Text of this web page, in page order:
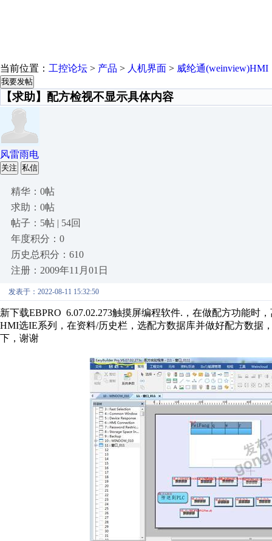
当前位置： 工控论坛 > 产品 > 人机界面 > 威纶通(weinview)HMI
我要发帖
【求助】配方检视不显示具体内容
风雷雨电
关注 私信
精华：0帖
求助：0帖
帖子：5帖 | 54回
年度积分：0
历史总积分：610
注册：2009年11月01日
发表于：2022-08-11 15:32:50
新下载EBPRO 6.07.02.273触摸屏编程软件.，在做配方功能时
HMI选IE系列，在资料/历史栏，选配方数据库并做好配方数据
下，谢谢